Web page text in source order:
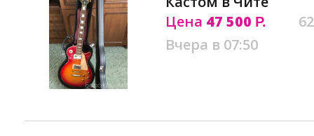
Цена 47 500 Р.
Вчера в 07:50